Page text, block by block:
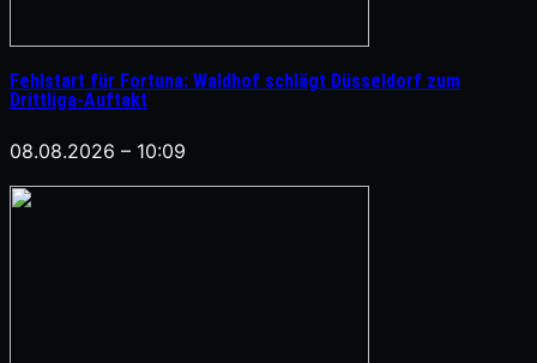
Fehlstart für Fortuna: Waldhof schlägt Düsseldorf zum
Drittliga-Auftakt
08.08.2026 – 10:09